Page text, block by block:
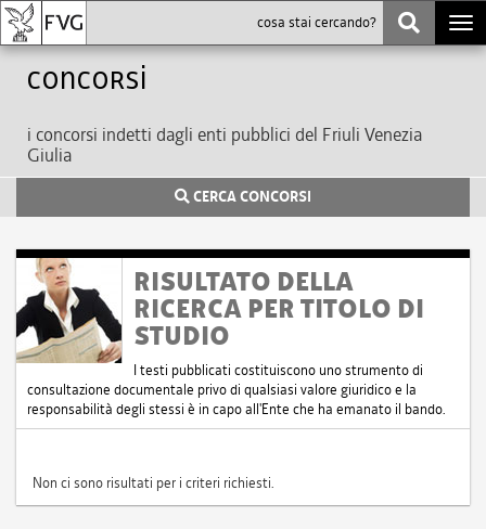
Concorsi
i concorsi indetti dagli enti pubblici del Friuli Venezia
Giulia
CERCA CONCORSI
RISULTATO DELLA
RICERCA PER TITOLO DI
STUDIO
I testi pubblicati costituiscono uno strumento di
consultazione documentale privo di qualsiasi valore giuridico e la
responsabilità degli stessi è in capo all'Ente che ha emanato il bando.
Non ci sono risultati per i criteri richiesti.